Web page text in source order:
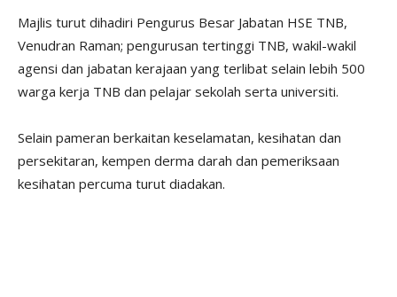
Majlis turut dihadiri Pengurus Besar Jabatan HSE TNB,
Venudran Raman; pengurusan tertinggi TNB, wakil-wakil
agensi dan jabatan kerajaan yang terlibat selain lebih 500
warga kerja TNB dan pelajar sekolah serta universiti.
Selain pameran berkaitan keselamatan, kesihatan dan
persekitaran, kempen derma darah dan pemeriksaan
kesihatan percuma turut diadakan.